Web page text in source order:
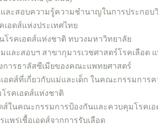
ละสอบความรู้ความชำนาญในการประกอบ
อดส์แห่งประเทศไทย
โรคเอดส์แห่งชาติ ทบวงมหาวิทยาลัย
และสอบฯ สาขากุมารเวชศาสตร์โรคเลือด
ารธาลัสซีเมียของคณะแพทยศาสตร์
อดส์ที่เกี่ยวกับแม่และเด็ก ในคณะกรรมการ
รคเอดส์แห่งชาติ
ส์ในคณะกรรมการป้องกันและควบคุมโรคเ
พร่เชื้อเอดส์จากการรับเลือด